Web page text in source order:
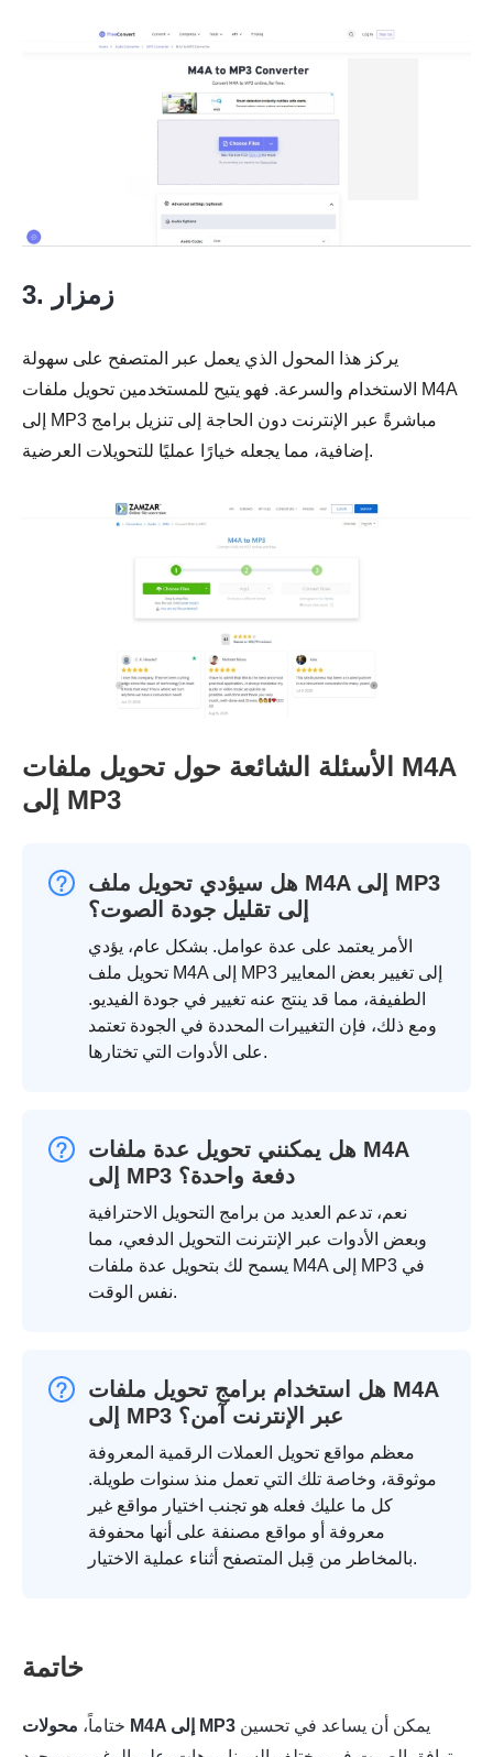
3. زمزار
يركز هذا المحول الذي يعمل عبر المتصفح على سهولة
الاستخدام والسرعة. فهو يتيح للمستخدمين تحويل ملفات M4A
إلى MP3 مباشرةً عبر الإنترنت دون الحاجة إلى تنزيل برامج
إضافية، مما يجعله خيارًا عمليًا للتحويلات العرضية.
الأسئلة الشائعة حول تحويل ملفات M4A
إلى MP3
هل سيؤدي تحويل ملف M4A إلى MP3
إلى تقليل جودة الصوت؟
الأمر يعتمد على عدة عوامل. بشكل عام، يؤدي
تحويل ملف M4A إلى MP3 إلى تغيير بعض المعايير
الطفيفة، مما قد ينتج عنه تغيير في جودة الفيديو.
ومع ذلك، فإن التغييرات المحددة في الجودة تعتمد
على الأدوات التي تختارها.
هل يمكنني تحويل عدة ملفات M4A
إلى MP3 دفعة واحدة؟
نعم، تدعم العديد من برامج التحويل الاحترافية
وبعض الأدوات عبر الإنترنت التحويل الدفعي، مما
يسمح لك بتحويل عدة ملفات M4A إلى MP3 في
نفس الوقت.
هل استخدام برامج تحويل ملفات M4A
إلى MP3 عبر الإنترنت آمن؟
معظم مواقع تحويل العملات الرقمية المعروفة
موثوقة، وخاصة تلك التي تعمل منذ سنوات طويلة.
كل ما عليك فعله هو تجنب اختيار مواقع غير
معروفة أو مواقع مصنفة على أنها محفوفة
بالمخاطر من قِبل المتصفح أثناء عملية الاختيار.
خاتمة
ختاماً، محولات M4A إلى MP3